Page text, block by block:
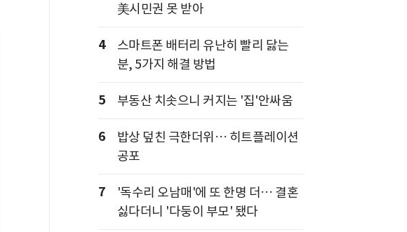
美시민권 못 받아
4
스마트폰 배터리 유난히 빨리 닳는
분, 5가지 해결 방법
5 부동산 치솟으니 커지는 '집'안싸움
6
밥상 덮친 극한더위… 히트플레이션
공포
7
'독수리 오남매'에 또 한명 더… 결혼
싫다더니 '다둥이 부모' 됐다